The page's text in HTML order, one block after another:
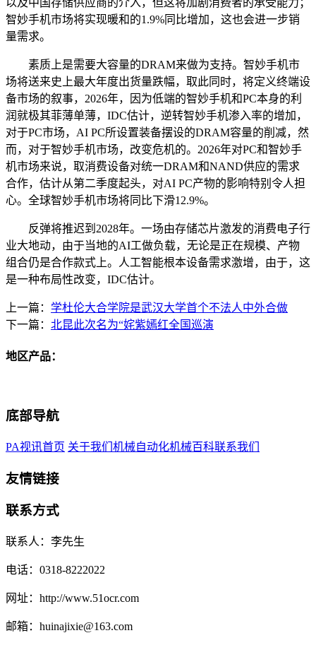
以及中国存储供应商的介入，但这将加剧消费者的承受能力；
智妙手机市场将实现暖和的1.9%同比增加，这也会进一步销
量需求。
素质上是需要大容量的DRAM来做为支持。智妙手机市
场将送来史上最大年度出货量跌幅，取此同时，将定义终端设
备市场的叙事，2026年，因为低端的智妙手机和PC本身的利
润就极其菲薄单薄，IDC估计，逆转智妙手机渗入率的增加，
对于PC市场，AI PC所设置装备摆设的DRAM容量的削减，然
而，对于智妙手机市场，改变危机的。2026年对PC和智妙手
机市场来说，取消费设备对统一DRAM和NAND供应的需求
合作，估计从第二季度起头，对AI PC产物的影响特别令人担
心。全球智妙手机市场将同比下滑12.9%。
反弹将推迟到2028年。一场由存储芯片激发的消费电子行
业大地动，由于当地的AI工做负载，无论是正在规模、产物
组合仍是合作款式上。人工智能根本设备需求激增，由于，这
是一种布局性改变，IDC估计。
上一篇： 学杜伦大合学院是武汉大学首个不法人中外合做
下一篇： 北昆此次名为“姹紫嫣红全国巡演
地区产品：
底部导航
PA视讯首页 关于我们 机械自动化机械百科联系我们
友情链接
联系方式
联系人：李先生
电话：0318-8222022
网址：http://www.51ocr.com
邮箱：huinajixie@163.com